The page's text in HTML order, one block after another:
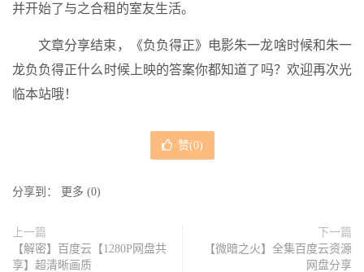
并开始了与之合租的室友生活。
文章分享结束，《负负得正》电影朱一龙啥时候和朱一
龙负负得正什么时候上映的答案你都知道了吗？欢迎再次光
临本站哦！
赞(0)
分享到： 更多 (0)
上一篇
【解密】百度云【1280P网盘共
享】超清晰画质
下一篇
【微暗之火】全集百度云资源
网盘分享